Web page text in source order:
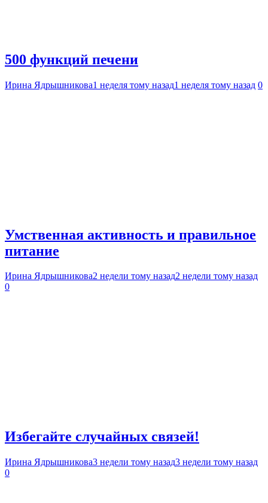
500 функций печени
Ирина Ядрышникова1 неделя тому назад1 неделя тому назад 0
Умственная активность и правильное
питание
Ирина Ядрышникова2 недели тому назад2 недели тому назад
0
Избегайте случайных связей!
Ирина Ядрышникова3 недели тому назад3 недели тому назад
0